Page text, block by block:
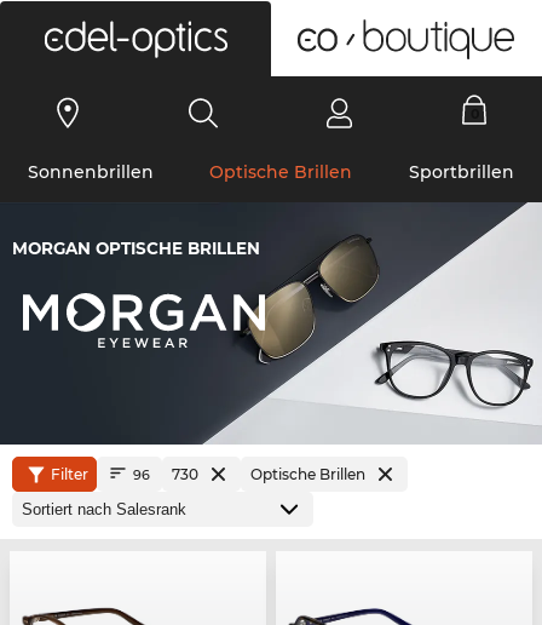
Sonnenbrillen Optische Brillen Sportbrillen
MORGAN OPTISCHE BRILLEN
Filter 96 730 Optische Brillen